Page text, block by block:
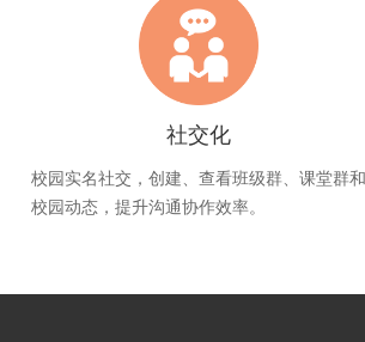
社交化
校园实名社交，创建、查看班级群、课堂群和
校园动态，提升沟通协作效率。